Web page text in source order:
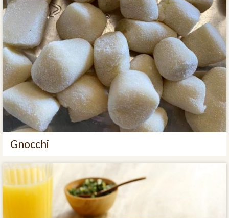
Gnocchi